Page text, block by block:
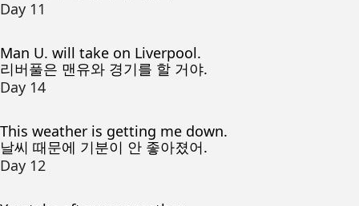
Day 11
Man U. will take on Liverpool.
리버풀은 맨유와 경기를 할 거야.
Day 14
This weather is getting me down.
날씨 때문에 기분이 안 좋아졌어.
Day 12